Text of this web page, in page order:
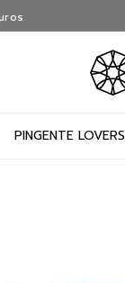
PINGENTE LOVERS